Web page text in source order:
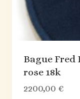
Bague Fred
rose 18k
2200,00 €